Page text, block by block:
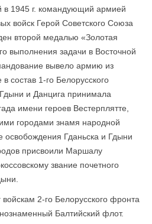
в 1945 г. командующий армией
войск Герой Советского Союза
второй медалью «Золотая
выполнения задачи в Восточной
вывело армию из
состав 1-го Белорусского
и Данцига принимала
имени героев Вестерплятте,
городами знамя народной
Гданьска и Гдыни
присвоили Маршалу
звание почетного
2-го Белорусского фронта
Балтийский флот.